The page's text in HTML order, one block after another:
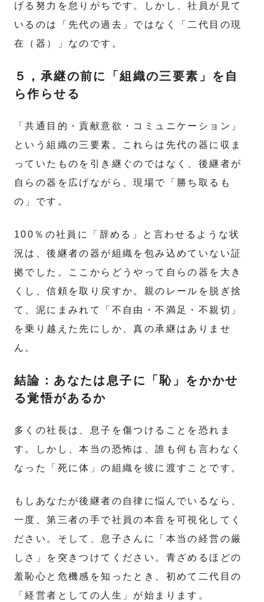
げる努力を怠りがちです。しかし、社員が見て
いるのは「先代の過去」ではなく「二代目の現
在（器）」なのです。
５，承継の前に「組織の三要素」を自
ら作らせる
「共通目的・貢献意欲・コミュニケーション」
という組織の三要素。これらは先代の器に収ま
っていたものを引き継ぐのではなく、後継者が
自らの器を広げながら、現場で「勝ち取るも
の」です。
100％の社員に「辞める」と言わせるような状
況は、後継者の器が組織を包み込めていない証
拠でした。ここからどうやって自らの器を大き
くし、信頼を取り戻すか。親のレールを脱ぎ捨
て、泥にまみれて「不自由・不満足・不親切」
を乗り越えた先にしか、真の承継はありませ
ん。
結論：あなたは息子に「恥」をかかせ
る覚悟があるか
多くの社長は、息子を傷つけることを恐れま
す。しかし、本当の恐怖は、誰も何も言わなく
なった「死に体」の組織を彼に渡すことです。
もしあなたが後継者の自律に悩んでいるなら、
一度、第三者の手で社員の本音を可視化してく
ださい。そして、息子さんに「本当の経営の厳
しさ」を突きつけてください。青ざめるほどの
羞恥心と危機感を知ったとき、初めて二代目の
「経営者としての人生」が始まります。